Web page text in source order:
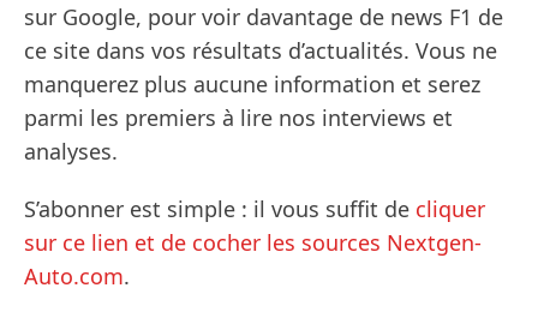
sur Google, pour voir davantage de news F1 de
ce site dans vos résultats d’actualités. Vous ne
manquerez plus aucune information et serez
parmi les premiers à lire nos interviews et
analyses.
S’abonner est simple : il vous suffit de cliquer
sur ce lien et de cocher les sources Nextgen-
Auto.com.